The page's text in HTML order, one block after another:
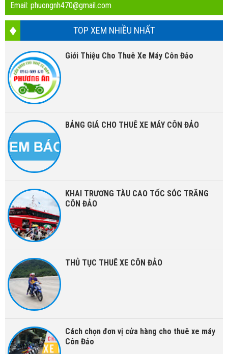
Email: phuongnh470@gmail.com
TOP XEM NHIỀU NHẤT
Giới Thiệu Cho Thuê Xe Máy Côn Đảo
BẢNG GIÁ CHO THUÊ XE MÁY CÔN ĐẢO
KHAI TRƯƠNG TÀU CAO TỐC SÓC TRĂNG
CÔN ĐẢO
THỦ TỤC THUÊ XE CÔN ĐẢO
Cách chọn đơn vị cửa hàng cho thuê xe máy
Côn Đảo